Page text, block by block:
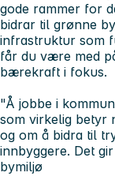
gode rammer for
bidrar til grønne
infrastruktur som
får du være med
bærekraft i fokus.
"Å jobbe i
som virkelig betyr
og om å bidra til
innbyggere. Det
bymiljø